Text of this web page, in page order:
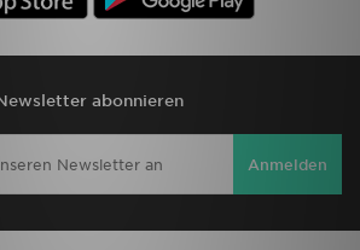
abonnieren
Anmelden